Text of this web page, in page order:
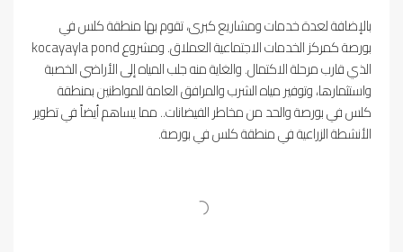
بالإضافة لعدة خدمات ومشاريع كبرى، تقوم بها منطقة كلس في
بورصة كمركز الخدمات الاجتماعية العملاق. ومشروع kocayayla pond
الذي قارب مرحلة الاكتمال. والغاية منه جلب المياه إلى الأراضي الخصبة
واستثمارها، وتوفير مياه الشرب والمرافق العامة للمواطنين بمنطقة
كلس في بورصة والحد من مخاطر الفيضانات.. مما يساهم أيضاً في تطوير
الأنشطة الزراعية في منطقة كلس في بورصة.